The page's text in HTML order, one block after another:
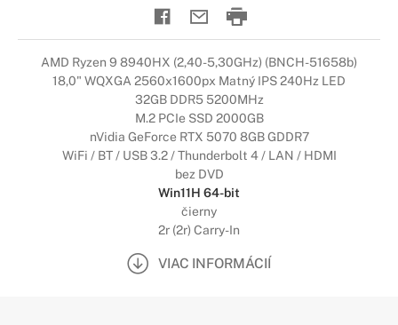
AMD Ryzen 9 8940HX (2,40-5,30GHz) (BNCH-51658b)
18,0" WQXGA 2560x1600px Matný IPS 240Hz LED
32GB DDR5 5200MHz
M.2 PCIe SSD 2000GB
nVidia GeForce RTX 5070 8GB GDDR7
WiFi / BT / USB 3.2 / Thunderbolt 4 / LAN / HDMI
bez DVD
Win11H 64-bit
čierny
2r (2r) Carry-In
VIAC INFORMÁCIÍ